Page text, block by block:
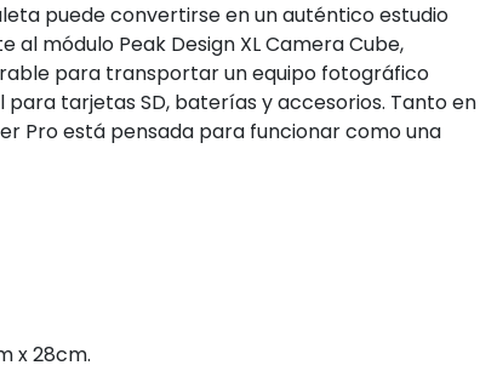
puede convertirse en un auténtico estudio
módulo Peak Design XL Camera Cube,
para transportar un equipo fotográfico
tarjetas SD, baterías y accesorios. Tanto en
Pro está pensada para funcionar como una
x 28cm.